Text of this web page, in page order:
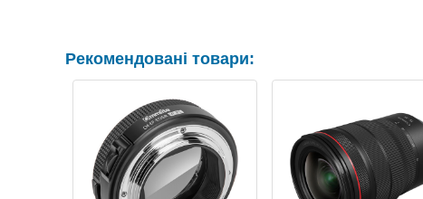
Рекомендовані товари: